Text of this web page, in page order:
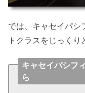
では、キャセイパシ
トクラスをじっくり
キャセイパシフ
ら